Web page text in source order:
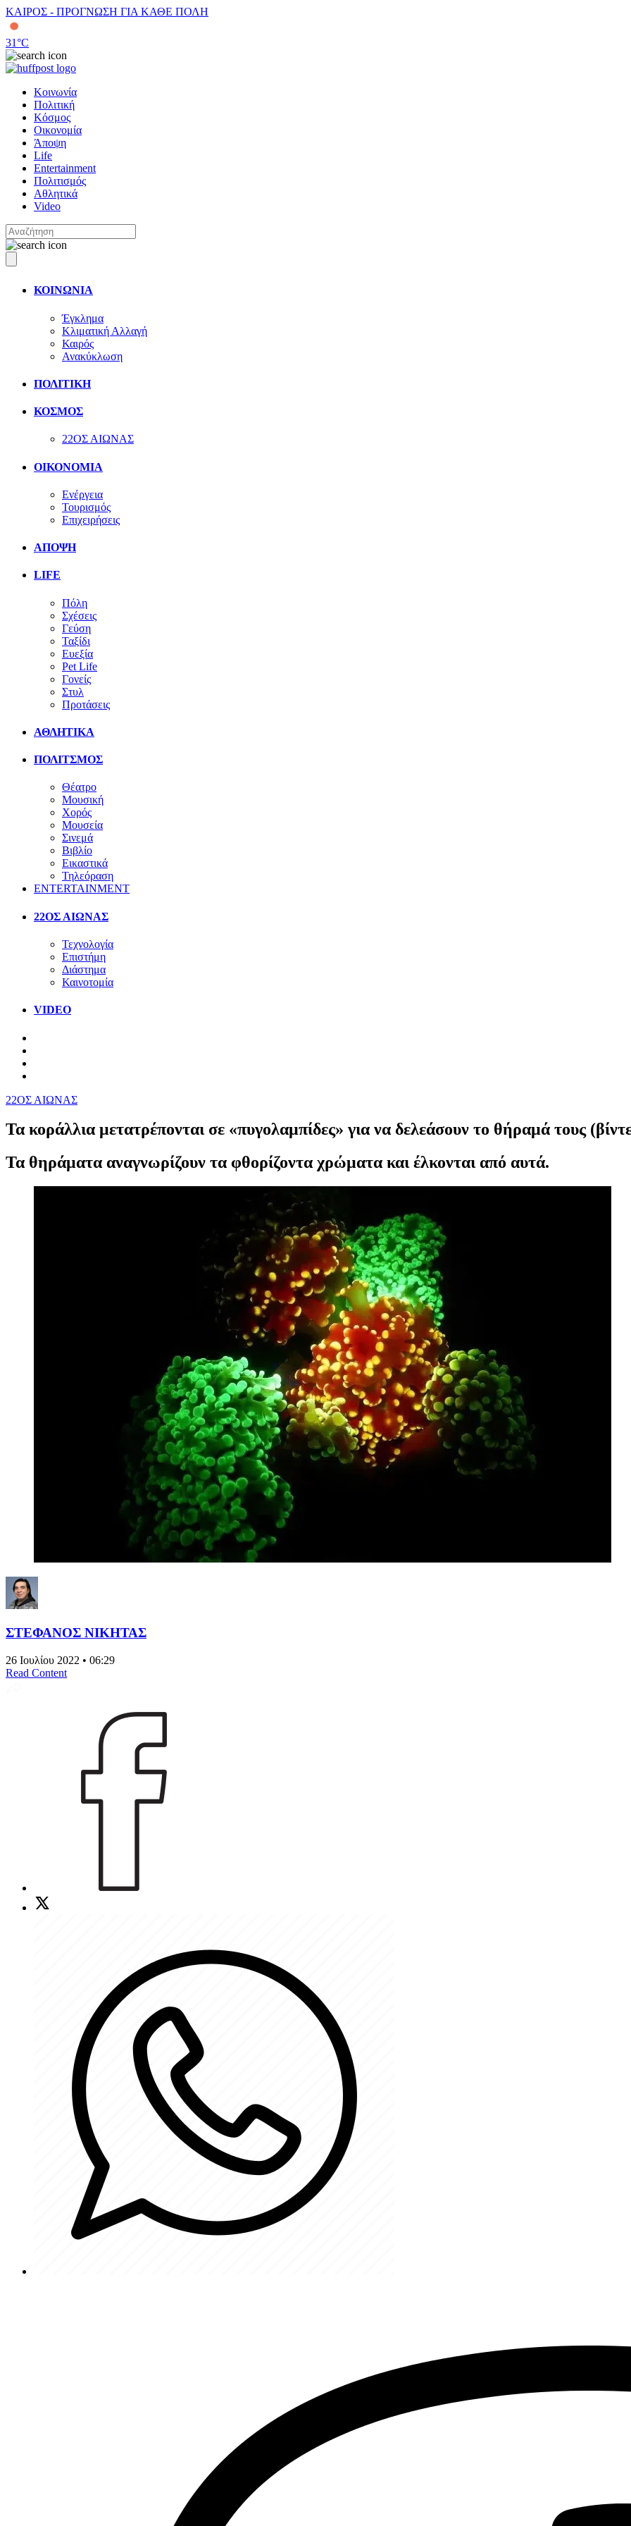
ΚΑΙΡΟΣ - ΠΡΟΓΝΩΣΗ ΓΙΑ ΚΑΘΕ ΠΟΛΗ
31°C
Κοινωνία
Πολιτική
Κόσμος
Οικονομία
Άποψη
Life
Entertainment
Πολιτισμός
Αθλητικά
Video
ΚΟΙΝΩΝΙΑ
Έγκλημα
Κλιματική Αλλαγή
Καιρός
Ανακύκλωση
ΠΟΛΙΤΙΚΗ
ΚΟΣΜΟΣ
22ΟΣ ΑΙΩΝΑΣ
ΟΙΚΟΝΟΜΙΑ
Ενέργεια
Τουρισμός
Επιχειρήσεις
ΑΠΟΨΗ
LIFE
Πόλη
Σχέσεις
Γεύση
Ταξίδι
Ευεξία
Pet Life
Γονείς
Στυλ
Προτάσεις
ΑΘΛΗΤΙΚΑ
ΠΟΛΙΤΣΜΟΣ
Θέατρο
Μουσική
Χορός
Μουσεία
Σινεμά
Βιβλίο
Εικαστικά
Τηλεόραση
ENTERTAINMENT
22ΟΣ ΑΙΩΝΑΣ
Τεχνολογία
Επιστήμη
Διάστημα
Καινοτομία
VIDEO
22ΟΣ ΑΙΩΝΑΣ
Τα κοράλλια μετατρέπονται σε «πυγολαμπίδες» για να δελεάσουν το θήραμά τους
Τα θηράματα αναγνωρίζουν τα φθορίζοντα χρώματα και έλκονται από αυτά.
ΣΤΕΦΑΝΟΣ ΝΙΚΗΤΑΣ
26 Ιουλίου 2022 • 06:29
Read Content